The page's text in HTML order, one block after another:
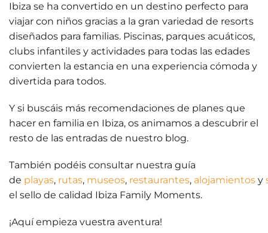
Ibiza se ha convertido en un destino perfecto para
viajar con niños gracias a la gran variedad de resorts
diseñados para familias. Piscinas, parques acuáticos,
clubs infantiles y actividades para todas las edades
convierten la estancia en una experiencia cómoda y
divertida para todos.
Y si buscáis más recomendaciones de planes que
hacer en familia en Ibiza, os animamos a descubrir el
resto de las entradas de nuestro blog.
También podéis consultar nuestra guía
de playas, rutas, museos, restaurantes, alojamientos y
el sello de calidad Ibiza Family Moments.
¡Aquí empieza vuestra aventura!